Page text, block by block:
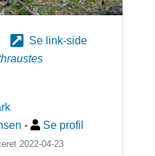
Se link-side
- Se profil
2022-04-23